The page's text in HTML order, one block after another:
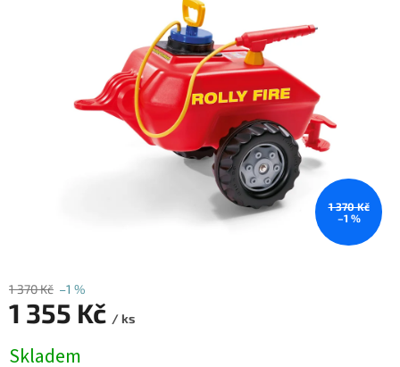
1 370 Kč
–1 %
1 370 Kč –1 %
1 355 Kč / ks
cena:
Skladem